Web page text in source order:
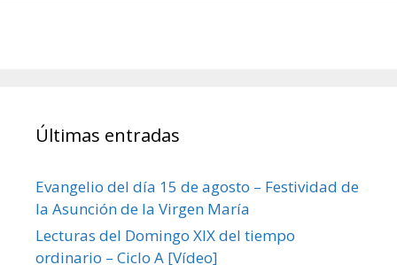
Últimas entradas
Evangelio del día 15 de agosto – Festividad de
la Asunción de la Virgen María
Lecturas del Domingo XIX del tiempo
ordinario – Ciclo A [Vídeo]